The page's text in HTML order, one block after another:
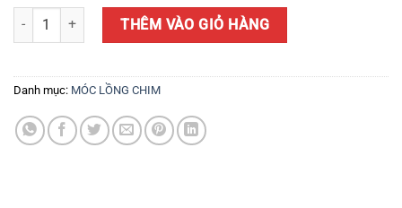
Móc Treo Lồng Chim Kim Loại Điêu Khắc - MTLC1 số lượng
THÊM VÀO GIỎ HÀNG
Danh mục: MÓC LỒNG CHIM